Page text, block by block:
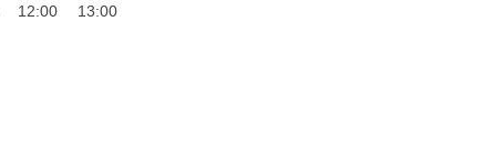
12:00 13:00